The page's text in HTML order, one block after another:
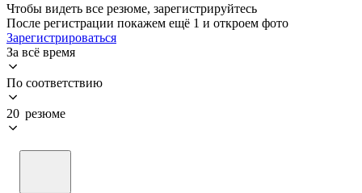
Чтобы видеть все резюме, зарегистрируйтесь
После регистрации покажем ещё 1 и откроем фото
Зарегистрироваться
За всё время
По соответствию
20 резюме